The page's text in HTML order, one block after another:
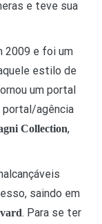
e teve sua
2009 e foi um
estilo de
um portal
portal/agência
Collection,
saindo em
. Para se ter